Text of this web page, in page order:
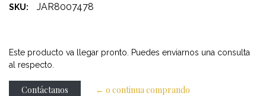
SKU: JAR8007478
Este producto va llegar pronto. Puedes enviarnos una consulta
al respecto.
Contáctanos ← o continua comprando